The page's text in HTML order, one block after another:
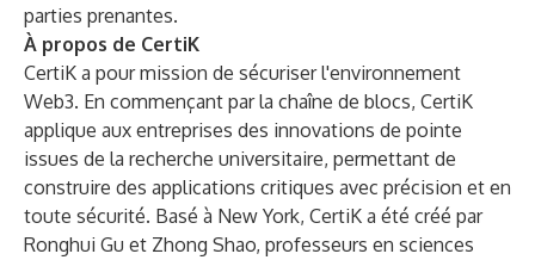
parties prenantes.
À propos de CertiK
CertiK a pour mission de sécuriser l'environnement
Web3. En commençant par la chaîne de blocs, CertiK
applique aux entreprises des innovations de pointe
issues de la recherche universitaire, permettant de
construire des applications critiques avec précision et en
toute sécurité. Basé à New York, CertiK a été créé par
Ronghui Gu et Zhong Shao, professeurs en sciences